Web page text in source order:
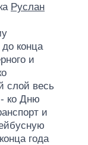
Руслан
конца
и
слой весь
ко Дню
и
года